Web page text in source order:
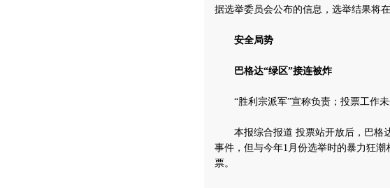
据选举委员会公布的信息，选举结果将
安全局势
巴格达“绿区”接连被炸
“胜利宗派军”宣称负责；投票工作未
本报综合报道 投票站开放后，巴格达
事件，但与今年1月份选举时的暴力狂
票。